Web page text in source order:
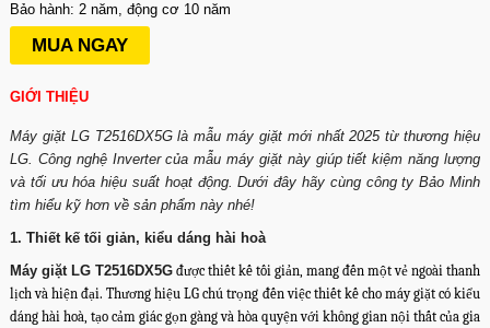
Bảo hành: 2 năm, động cơ 10 năm
MUA NGAY
GIỚI THIỆU
Máy giặt LG T2516DX5G là mẫu máy giặt mới nhất 2025 từ thương hiệu
LG. Công nghệ Inverter của mẫu máy giặt này giúp tiết kiệm năng lượng
và tối ưu hóa hiệu suất hoạt động. Dưới đây hãy cùng công ty Bảo Minh
tìm hiểu kỹ hơn về sản phẩm này nhé!
1. Thiết kế tối giản, kiểu dáng hài hoà
Máy giặt LG T2516DX5G được thiết kế tối giản, mang đến một vẻ ngoài thanh
lịch và hiện đại. Thương hiệu LG chú trọng đến việc thiết kế cho máy giặt có kiểu
dáng hài hoà, tạo cảm giác gọn gàng và hòa quyện với không gian nội thất của gia